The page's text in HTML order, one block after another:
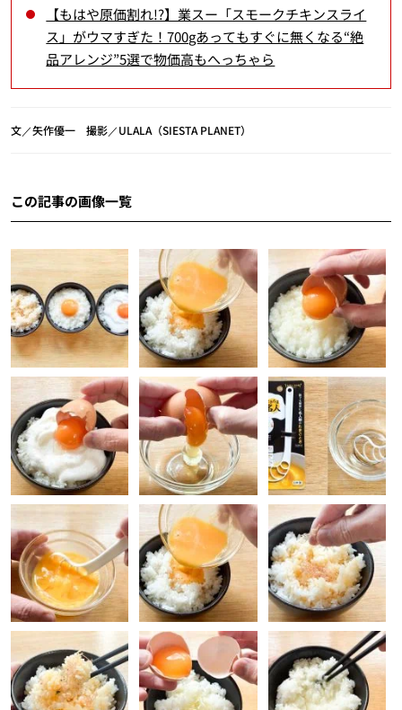
【もはや原価割れ!?】業スー「スモークチキンスライ
ス」がウマすぎた！700gあってもすぐに無くなる“絶
品アレンジ”5選で物価高もへっちゃら
文／矢作優一 撮影／ULALA（SIESTA PLANET）
この記事の画像一覧